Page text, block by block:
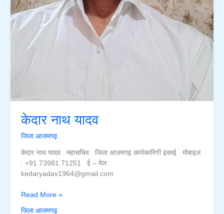
केदार नाथ यादव
जिला आजमगढ़
केदार नाथ यादव महासचिव जिला आज़मगढ़ कार्यकारिणी इकाई मोबाइल
: +91 73981 71251 ई – मेल :
kedaryadav1964@gmail.com
केदार
Read More »
जिला आजमगढ़